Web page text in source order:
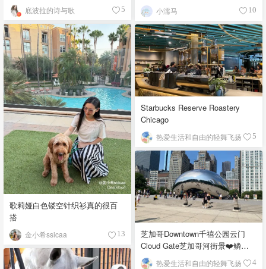
小濡马 10
底波拉的诗与歌 5
歌莉娅白色镂空针织衫真的很百
搭
金小希ssicaa 13
Starbucks Reserve Roastery
Chicago
热爱生活和自由的轻舞飞扬 5
芝加哥Downtown千禧公园云门
Cloud Gate芝加哥河街景❤️鳞次
栉比的高楼
热爱生活和自由的轻舞飞扬 4